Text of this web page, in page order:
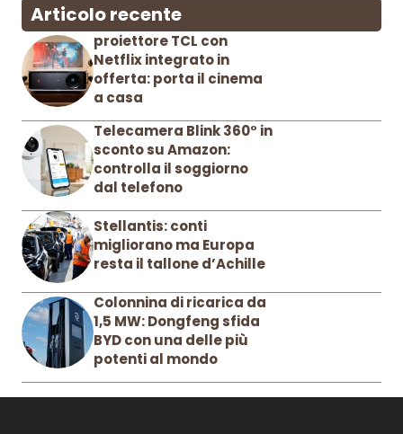
Articolo recente
proiettore TCL con
Netflix integrato in
offerta: porta il cinema
a casa
Telecamera Blink 360° in
sconto su Amazon:
controlla il soggiorno
dal telefono
Stellantis: conti
migliorano ma Europa
resta il tallone d’Achille
Colonnina di ricarica da
1,5 MW: Dongfeng sfida
BYD con una delle più
potenti al mondo